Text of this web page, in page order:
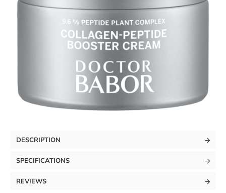
DESCRIPTION
SPECIFICATIONS
REVIEWS